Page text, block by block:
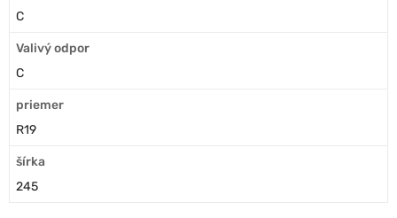
C
Valivý odpor
C
priemer
R19
šírka
245